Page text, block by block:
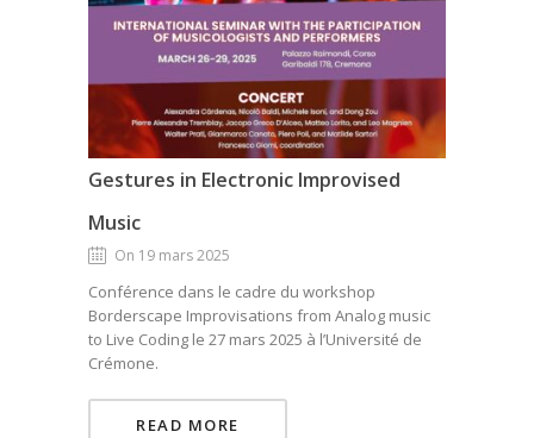
Gestures in Electronic Improvised
Music
On 19 mars 2025
Conférence dans le cadre du workshop
Borderscape Improvisations from Analog music
to Live Coding le 27 mars 2025 à l’Université de
Crémone.
READ MORE